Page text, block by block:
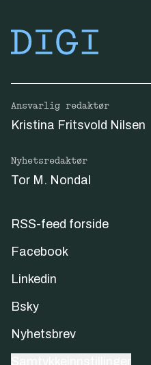
Ansvarlig redaktør
Kristina Fritsvold Nilsen
Nyhetsredaktør
Tor M. Nondal
RSS-feed forside
Facebook
Linkedin
Bsky
Nyhetsbrev